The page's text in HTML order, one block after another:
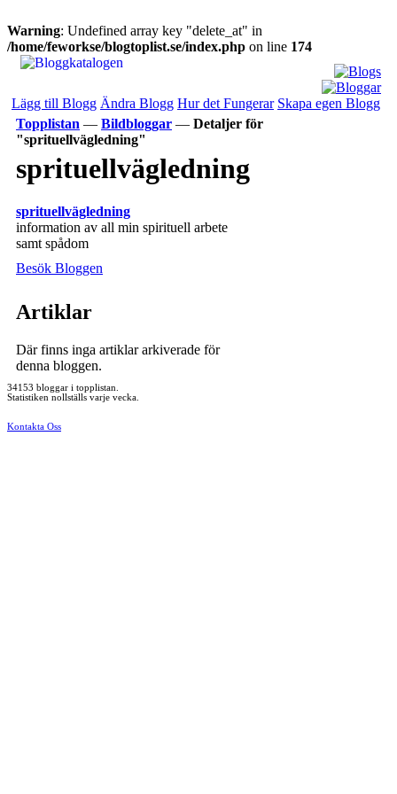
Warning: Undefined array key "delete_at" in
/home/feworkse/blogtoplist.se/index.php on line 174
Lägg till Blogg Ändra Blogg Hur det Fungerar Skapa egen Blogg
Topplistan — Bildbloggar — Detaljer för
"sprituellvägledning"
sprituellvägledning
sprituellvägledning
information av all min spirituell arbete
samt spådom
Besök Bloggen
Artiklar
Där finns inga artiklar arkiverade för
denna bloggen.
34153 bloggar i topplistan.
Statistiken nollställs varje vecka.
Kontakta Oss